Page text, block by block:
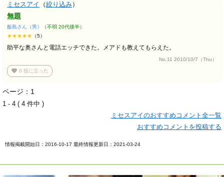
ミセスアイ （絞り込み）
無題
飯島さん（男）
（不明 20代後半）
★★★★★ （5）
助平な奥さんと電話エッチできた。メアドも教えてもらえた。
No.11 2010/10/7（Thu）
favorite 0 役に立った
ページ：1
1 - 4 ( 4 件中 )
ミセスアイのおすすめコメント全一覧
おすすめコメントを投稿する
情報掲載開始日：2016-10-17 最終情報更新日：2021-03-24